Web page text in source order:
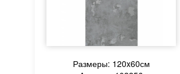
Размеры: 120x60см